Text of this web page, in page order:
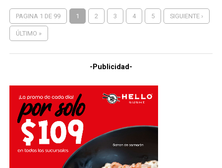
PAGINA 1 DE 99 1 2 3 4 5 SIGUIENTE ›
ÚLTIMO »
-Publicidad-